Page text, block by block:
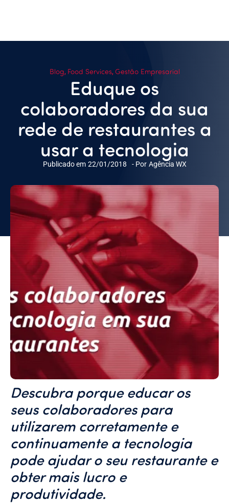
Blog, Food Services,Gestão Empresarial
Eduque os
colaboradores da sua
rede de restaurantes a
usar a tecnologia
Publicado em 22/01/2018 - Por Agência WX
Descubra porque educar os
seus colaboradores para
utilizarem corretamente e
continuamente a tecnologia
pode ajudar o seu restaurante e
obter mais lucro e
produtividade.